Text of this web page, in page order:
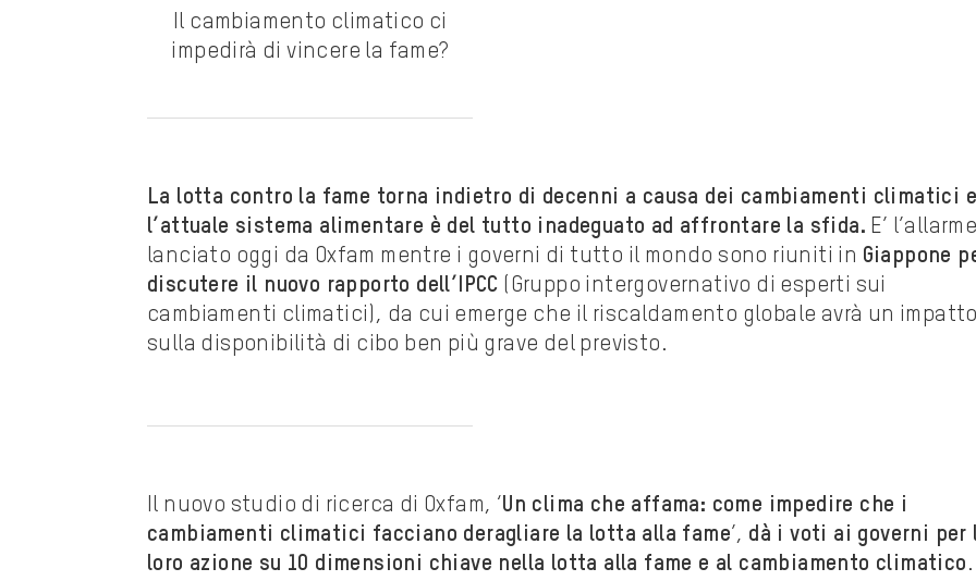
Il cambiamento climatico ci
impedirà di vincere la fame?
La lotta contro la fame torna indietro di decenni a causa dei cambiamenti climatici e
l’attuale sistema alimentare è del tutto inadeguato ad affrontare la sfida. E’ l’allarme
lanciato oggi da Oxfam mentre i governi di tutto il mondo sono riuniti in Giappone
discutere il nuovo rapporto dell’IPCC (Gruppo intergovernativo di esperti sui
cambiamenti climatici), da cui emerge che il riscaldamento globale avrà un impatto
sulla disponibilità di cibo ben più grave del previsto.
Il nuovo studio di ricerca di Oxfam, ‘Un clima che affama: come impedire che i
cambiamenti climatici facciano deragliare la lotta alla fame’, dà i voti ai governi per
loro azione su 10 dimensioni chiave nella lotta alla fame e al cambiamento climatico .